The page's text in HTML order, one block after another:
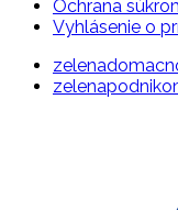
Ochrana
Vyhlásenie o